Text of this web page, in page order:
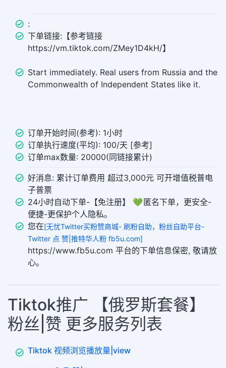
:
下单链接:【参考链接
https://vm.tiktok.com/ZMey1D4kH/】
Start immediately. Real users from Russia and the
Commonwealth of Independent States like it.
订单开始时间(参考): 1小时
订单执行速度(平均): 100/天 [参考]
订单max数量: 20000(同链接累计)
好消息: 累计订单费用 超过3,000元 可开增值税普电
子普票
24小时自动下单-【免注册】 💚 匿名下单，更安全-
便捷-更保护个人隐私。
您在[无忧Twitter买粉赞商城- 刷粉自助，粉丝自助平台-
Twitter 点 赞|推特华人粉 fb5u.com]
https://www.fb5u.com 平台的下单信息保密, 敬请放
心。
Tiktok推广 【俄罗斯套餐】
粉丝|赞 更多服务列表
Tiktok 视频浏览播放量|view